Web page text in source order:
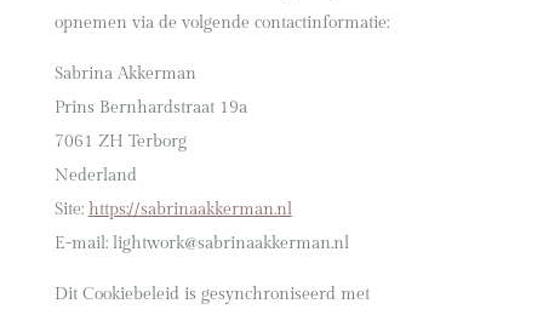
opnemen via de volgende contactinformatie:
Sabrina Akkerman
Prins Bernhardstraat 19a
7061 ZH Terborg
Nederland
Site: https://sabrinaakkerman.nl
E-mail: lightwork@sabrinaakkerman.nl
Dit Cookiebeleid is gesynchroniseerd met